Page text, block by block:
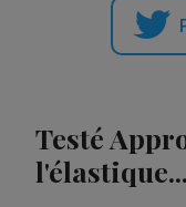
Testé